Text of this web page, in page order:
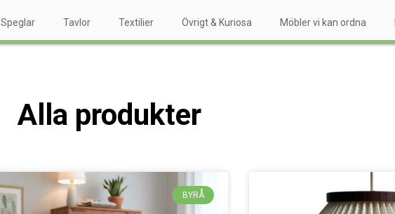
Speglar Tavlor Textilier Övrigt & Kuriosa Möbler vi kan ordna
Alla produkter
BYRÅ